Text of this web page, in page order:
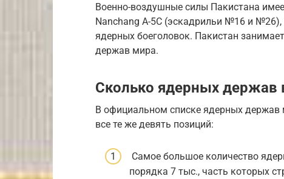
Военно-воздушные силы Пакистана
Nanchang A-5C (эскадрильи №16 и
ядерных боеголовок. Пакистан
держав мира.
Сколько ядерных держав
В официальном списке ядерных держав
все те же девять позиций:
Самое большое количество
порядка 7 тыс., часть которых